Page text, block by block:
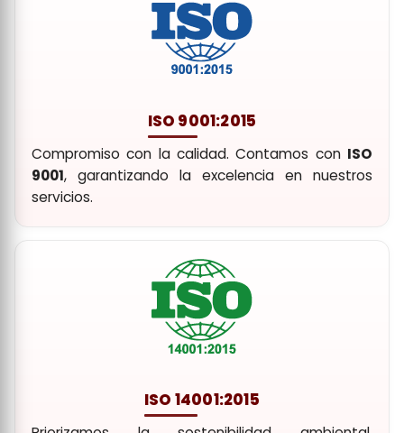
ISO 9001:2015
Compromiso con la calidad. Contamos conISO
9001, garantizando la excelencia en nuestros
ISO 14001:2015